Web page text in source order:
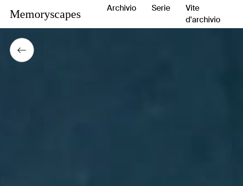
Memoryscapes Archivio Serie
Vite
d'archivio